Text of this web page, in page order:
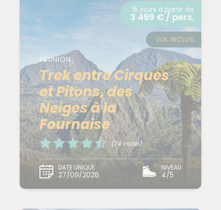
RÉUNION
Trek entre Cirques
et Pitons, des
Neiges à la
Fournaise
(74 notes)
DATE UNIQUE
27/09/2026
NIVEAU
4/5
15 jours à partir de
3 499 € / pers.
VOL INCLUS